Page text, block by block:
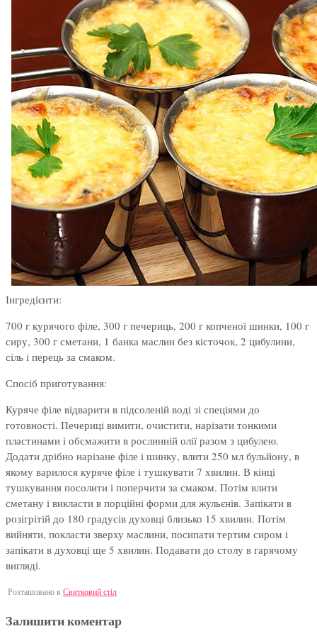
Інгредієнти:
700 г курячого філе, 300 г печериць, 200 г копченої шинки, 100 г
сиру, 300 г сметани, 1 банка маслин без кісточок, 2 цибулини,
сіль і перець за смаком.
Спосіб приготування:
Куряче філе відварити в підсоленій воді зі спеціями до
готовності. Печериці вимити, очистити, нарізати тонкими
пластинами і обсмажити в рослинній олії разом з цибулею.
Додати дрібно нарізане філе і шинку, влити 250 мл бульйону, в
якому варилося куряче філе і тушкувати 7 хвилин. В кінці
тушкування посолити і поперчити за смаком. Потім влити
сметану і викласти в порційні форми для жульєнів. Запікати в
розігрітій до 180 градусів духовці близько 15 хвилин. Потім
вийняти, покласти зверху маслини, посипати тертим сиром і
запікати в духовці ще 5 хвилин. Подавати до столу в гарячому
вигляді.
Розташовано в Святковий стіл
Залишити коментар